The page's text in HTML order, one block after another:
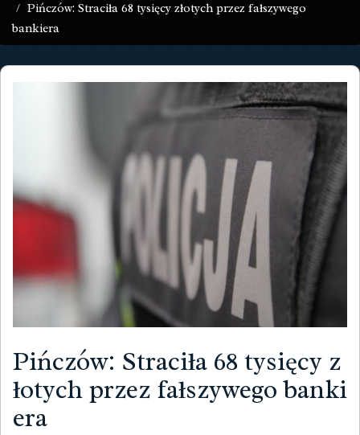
Pińczów: Straciła 68 tysięcy złotych przez fałszywego
bankiera
Pińczów: Straciła 68 tysięcy z
łotych przez fałszywego banki
era